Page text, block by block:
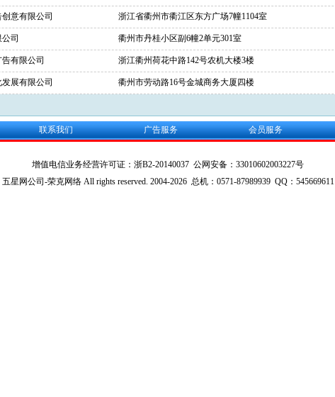
意有限公司 浙江省衢州市衢江区东方广场7幢1104室
司 衢州市丹桂小区副6幢2单元301室
有限公司 浙江衢州荷花中路142号农机大楼3楼
展有限公司 衢州市劳动路16号金城商务大厦四楼
联系我们 广告服务 会员服务
增值电信业务经营许可证： 浙B2-20140037 公网安备： 33010602003227号
五星网公司-荣克网络 All rights reserved. 2004-2026 总机：0571-87989939 QQ：545669611